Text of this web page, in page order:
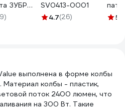
ЗУБР
19 мм х
SV0413-0001
4.7(26) 5
выполнена в форме колбы
Материал колбы - пластик,
поток 2400 люмен, что
на 300 Вт. Такие